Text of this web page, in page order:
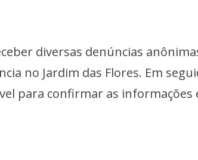
diversas denúncias
no Jardim das Flores. Em
para confirmar as informações